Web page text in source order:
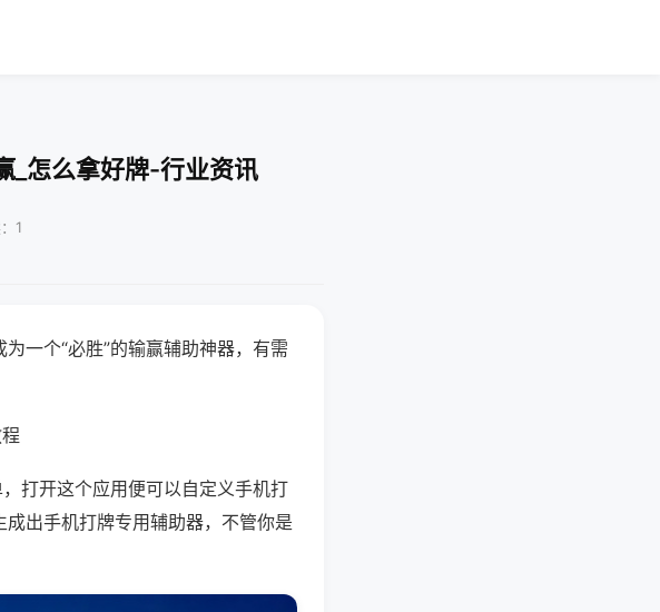
_怎么拿好牌-行业资讯
1
一个“必胜”的输赢辅助神器，有需
打开这个应用便可以自定义手机打
出手机打牌专用辅助器，不管你是